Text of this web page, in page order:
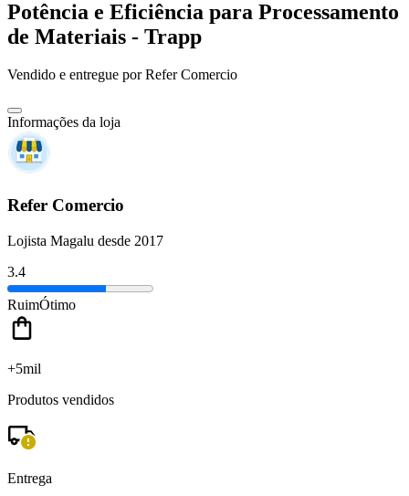
Potência e Eficiência para Processamento
de Materiais - Trapp
Vendido e entregue por Refer Comercio
Informações da loja
Refer Comercio
Lojista Magalu desde 2017
3.4
RuimÓtimo
+5mil
Produtos vendidos
Entrega